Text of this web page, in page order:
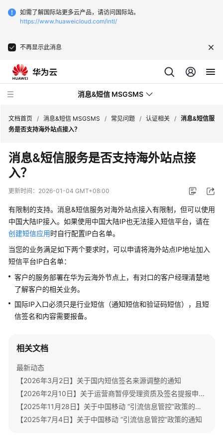
如需了解国际站更多云产品，请访问国际站。
https://www.huaweicloud.com/intl/
不再显示此消息
消息&短信 MSGSMS
最
新
动
服
务
公
告
产
品
介
绍
价
明
快
速
入
门
文档首页 / 消息&短信 MSGSMS / 常见问题 / 认证相关 / 消息&短信服
务是否支持海外站点接入？
消息&短信服务是否支持海外站点接
入？
更新时间： 2026-01-04 GMT+08:00
有限制的支持。消息&短信服务对海外站点接入有限制，但可以使用
中国大陆IP接入。如果使用中国大陆IP也无法接入短信平台，请在
创建短信应用时自行配置IP白名单。
当您的业务满足如下两个要求时，可以申请将海外站点IP地址加入
短信平台IP白名单：
客户的服务部署在华为云海外节点上，有对口的客户经理清楚地
了解客户的相关业务。
国际IP入口必须只是行业短信（通知短信和验证码短信），且短
信签名和内容需要报备。
相关文档
最新动态
【2026年3月2日】关于国内短信签名来源调整的通知
【2026年2月10日】关于运营商暂停受理资质及签名提报申请的通知
【2025年11月28日】关于中国移动 “引流信息管控”政策的再次通知
【2025年7月4日】关于中国移动 “引流信息管控”政策的通知